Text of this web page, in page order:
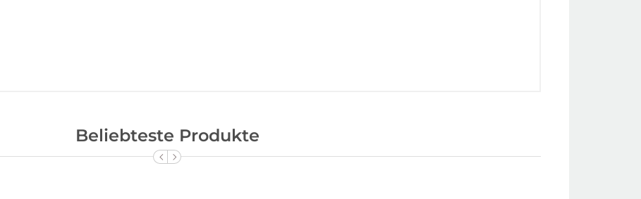
Beliebteste Produkte